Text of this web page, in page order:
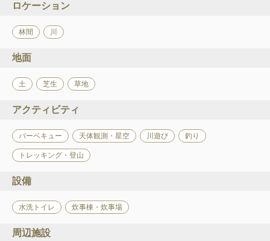
ロケーション
林間 川
地面
土 芝生 草地
アクティビティ
バーベキュー 天体観測・星空 川遊び 釣り
トレッキング・登山
設備
水洗トイレ 炊事棟・炊事場
周辺施設